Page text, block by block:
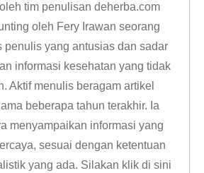
tim penulisan deherba.com
oleh Fery Irawan seorang
penulis yang antusias dan sadar
informasi kesehatan yang tidak
Aktif menulis beragam artikel
beberapa tahun terakhir. Ia
menyampaikan informasi yang
sesuai dengan ketentuan
yang ada. Silakan klikdi sini